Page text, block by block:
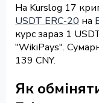
На Kurslog 17
USDT ERC-20 на
курс зараз 1
"WikiPays".
139 CNY.
Як